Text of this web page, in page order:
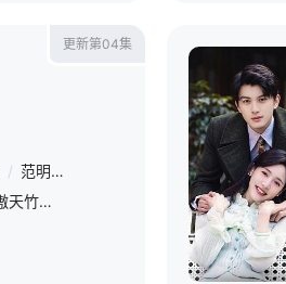
更新第04集
/ 范明 / 凌美仕 / 段钰
该剧改编自衣带雪的小说《我有三个龙傲天竹马》。怪医南颜（景甜饰）为了救自己的母亲，逼不得踏入了仙途，而阴差阳错之下，她与隐瞒身份的帝君嵇炀（张凌赫饰）种下了缔结姻缘的“灵犀印”。这两个人，一个孤傲冷峻